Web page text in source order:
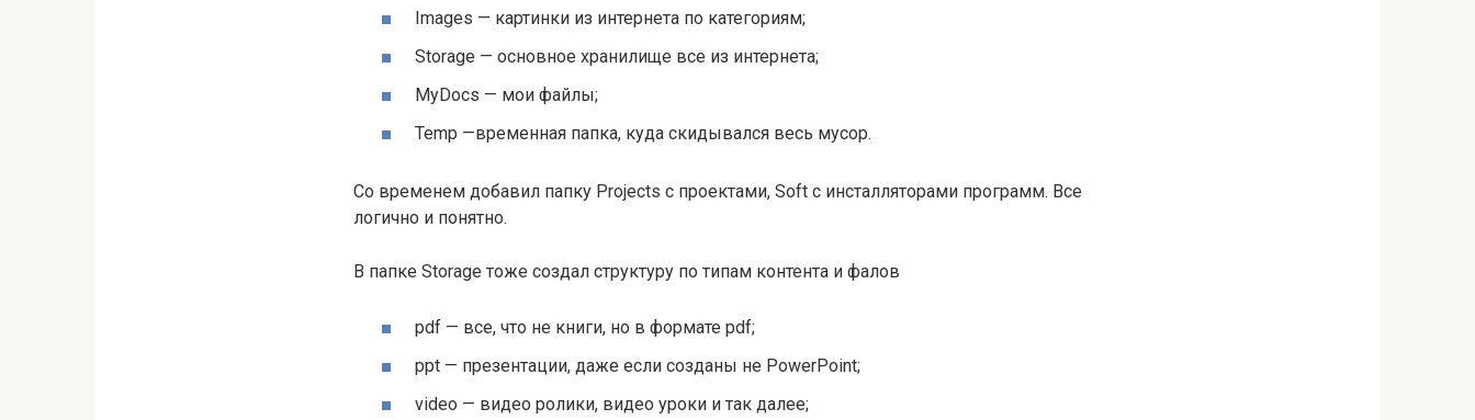
Images — картинки из интернета по категориям;
Storage — основное хранилище все из интернета;
MyDocs — мои файлы;
Temp —временная папка, куда скидывался весь мусор.
Со временем добавил папку Projects с проектами, Soft с инсталляторами программ. Все
логично и понятно.
В папке Storage тоже создал структуру по типам контента и фалов
pdf — все, что не книги, но в формате pdf;
ppt — презентации, даже если созданы не PowerPoint;
video — видео ролики, видео уроки и так далее;